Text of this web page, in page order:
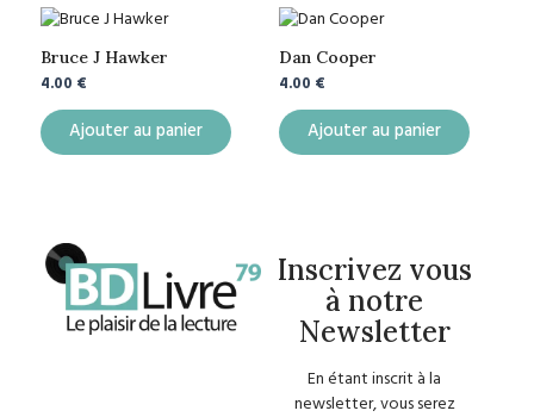
Bruce J Hawker
4.00 €
Ajouter au panier
Dan Cooper
4.00 €
Ajouter au panier
Inscrivez vous
à notre
Newsletter
En étant inscrit à la
newsletter, vous serez